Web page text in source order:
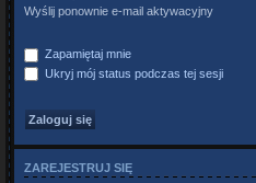
Wyślij ponownie e-mail aktywacyjny
Zapamiętaj mnie
Ukryj mój status podczas tej sesji
ZAREJESTRUJ SIĘ